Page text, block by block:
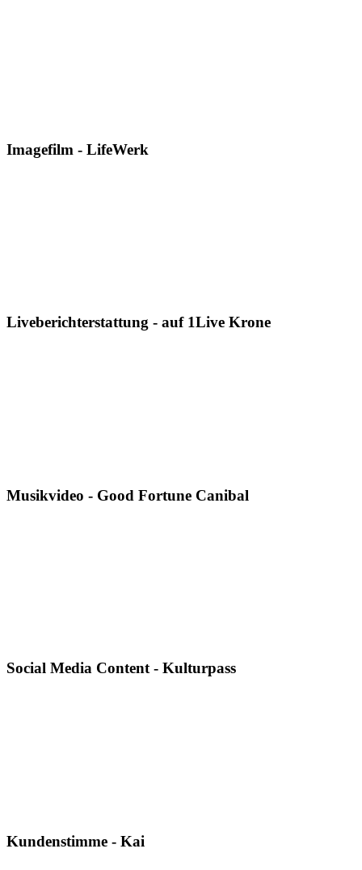
Imagefilm - LifeWerk
Liveberichterstattung - auf 1Live Krone
Musikvideo - Good Fortune Canibal
Social Media Content - Kulturpass
Kundenstimme - Kai